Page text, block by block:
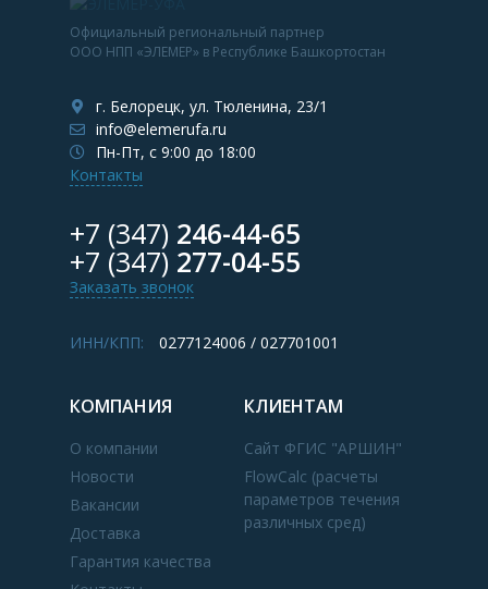
Официальный региональный партнер
ООО НПП «ЭЛЕМЕР» в Республике Башкортостан
г. Белорецк, ул. Тюленина, 23/1
info@elemerufa.ru
Пн-Пт, с 9:00 до 18:00
Контакты
+7 (347) 246-44-65
+7 (347) 277-04-55
Заказать звонок
ИНН/КПП: 0277124006 / 027701001
КОМПАНИЯ
О компании
Новости
Вакансии
Доставка
Гарантия качества
КЛИЕНТАМ
Сайт ФГИС "АРШИН"
FlowCalc (расчеты
параметров течения
различных сред)